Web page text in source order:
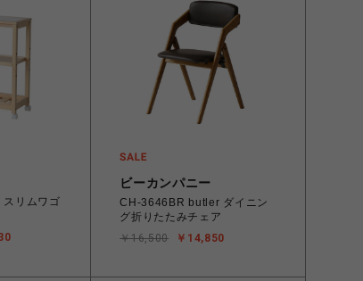
リムワゴ
ビーカンパニー
CH-3646BR butler ダイニン
グ折りたたみチェア
￥14,850
￥16,500